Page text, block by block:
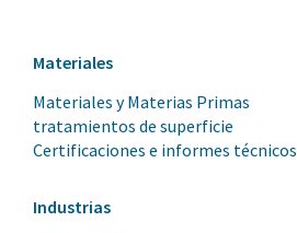
Materiales
Materiales y Materias Primas
tratamientos de superficie
Certificaciones e informes técnicos
Industrias